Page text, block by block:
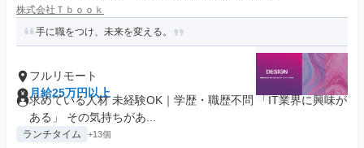
株式会社Ｔｂｏｏｋ
手に職をつけ、未来を変える。
フルリモート
月給25万円以上
求めている人材 未経験OK｜学歴・職歴不問 「IT業界に興味が
ある」 その気持ちがあ...
ランチタイム +13個